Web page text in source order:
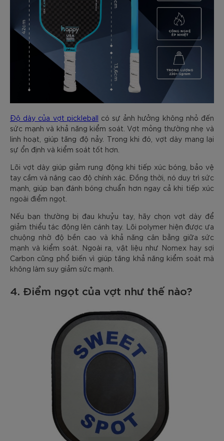
Độ dày của vợt pickleball có sự ảnh hưởng không nhỏ đến
sức mạnh và khả năng kiểm soát. Vợt mỏng thường nhẹ và
linh hoạt, giúp tăng độ nảy. Trong khi đó, vợt dày mang lại
sự ổn định và kiểm soát tốt hơn.
Lõi vợt dày giúp giảm rung động khi tiếp xúc bóng, bảo vệ
tay cầm và nâng cao độ chính xác. Đồng thời, nó duy trì sức
mạnh, giúp bạn đánh bóng chuẩn hơn ngay cả khi tiếp xúc
ngoài điểm ngọt.
Nếu bạn thường bị đau khuỷu tay, hãy chọn vợt dày để
giảm thiểu tác động lên cánh tay. Lõi polymer hiện được ưa
chuộng nhờ độ bền cao và khả năng cân bằng giữa sức
mạnh và kiểm soát. Ngoài ra, vật liệu như Nomex hay sợi
Carbon cũng phổ biến vì giúp tăng khả năng kiểm soát mà
không làm suy giảm sức mạnh.
4. Điểm ngọt của vợt như thế nào?